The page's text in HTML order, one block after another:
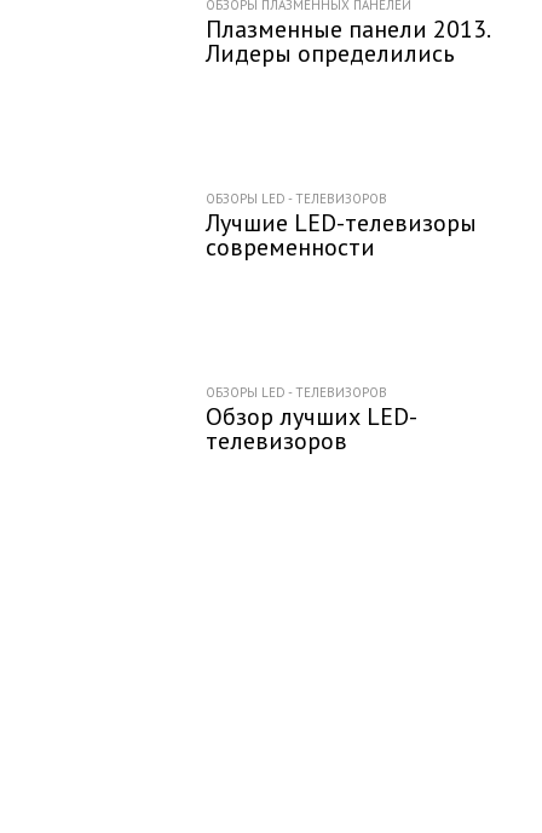
ОБЗОРЫ ПЛАЗМЕННЫХ ПАНЕЛЕЙ
Плазменные панели 2013.
Лидеры определились
ОБЗОРЫ LED - ТЕЛЕВИЗОРОВ
Лучшие LED-телевизоры
современности
ОБЗОРЫ LED - ТЕЛЕВИЗОРОВ
Обзор лучших LED-
телевизоров